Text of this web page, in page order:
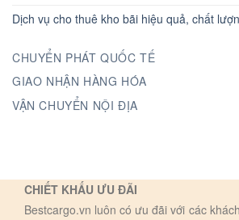
Dịch vụ cho thuê kho bãi hiệu quả, chất
CHUYỂN PHÁT QUỐC TẾ
GIAO NHẬN HÀNG HÓA
VẬN CHUYỂN NỘI ĐỊA
CHIẾT KHẤU ƯU ĐÃI
Bestcargo.vn luôn có ưu đãi với các